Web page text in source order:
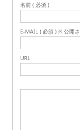
名前 ( 必須 )
E-MAIL ( 必須 ) ※ 公開
URL